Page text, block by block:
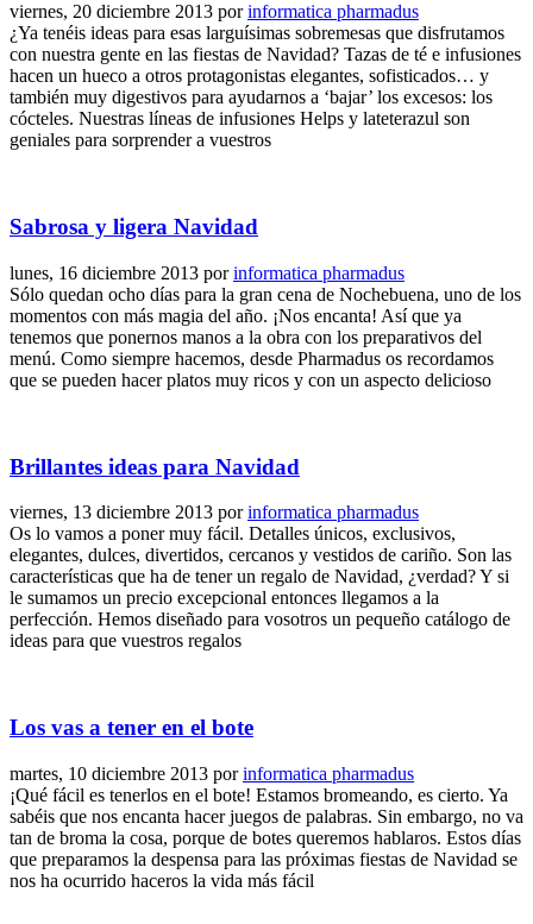
viernes, 20 diciembre 2013 porinformatica pharmadus
¿Ya tenéis ideas para esas larguísimas sobremesas que disfrutamos
con nuestra gente en las fiestas de Navidad? Tazas de té e infusiones
hacen un hueco a otros protagonistas elegantes, sofisticados… y
también muy digestivos para ayudarnos a ‘bajar’ los excesos: los
cócteles. Nuestras líneas de infusiones Helps y lateterazul son
geniales para sorprender a vuestros
Sabrosa y ligera Navidad
lunes, 16 diciembre 2013 porinformatica pharmadus
Sólo quedan ocho días para la gran cena de Nochebuena, uno de los
momentos con más magia del año. ¡Nos encanta! Así que ya
tenemos que ponernos manos a la obra con los preparativos del
menú. Como siempre hacemos, desde Pharmadus os recordamos
que se pueden hacer platos muy ricos y con un aspecto delicioso
Brillantes ideas para Navidad
viernes, 13 diciembre 2013 porinformatica pharmadus
Os lo vamos a poner muy fácil. Detalles únicos, exclusivos,
elegantes, dulces, divertidos, cercanos y vestidos de cariño. Son las
características que ha de tener un regalo de Navidad, ¿verdad? Y si
le sumamos un precio excepcional entonces llegamos a la
perfección. Hemos diseñado para vosotros un pequeño catálogo de
ideas para que vuestros regalos
Los vas a tener en el bote
martes, 10 diciembre 2013 porinformatica pharmadus
¡Qué fácil es tenerlos en el bote! Estamos bromeando, es cierto. Ya
sabéis que nos encanta hacer juegos de palabras. Sin embargo, no va
tan de broma la cosa, porque de botes queremos hablaros. Estos días
que preparamos la despensa para las próximas fiestas de Navidad se
nos ha ocurrido haceros la vida más fácil